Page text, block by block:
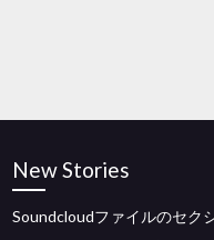
New Stories
Soundcloudファイルのセク